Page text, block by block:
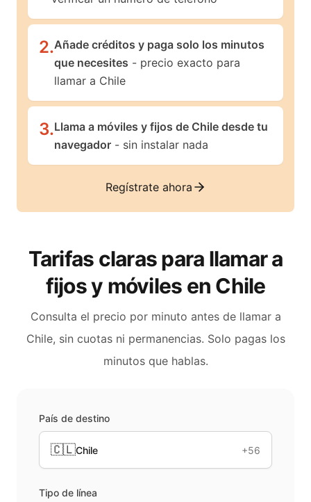
2.Añade créditos y paga solo los minutos
que necesites - precio exacto para
llamar a Chile
3.Llama a móviles y fijos de Chile desde tu
navegador - sin instalar nada
Regístrate ahora
Tarifas claras para llamar a
fijos y móviles en Chile
Consulta el precio por minuto antes de llamar a
Chile, sin cuotas ni permanencias. Solo pagas los
minutos que hablas.
País de destino
🇨🇱Chile +56
Tipo de línea